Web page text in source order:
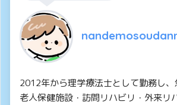
2012年から理学療法士として勤務し、
老人保健施設・訪問リハビリ・外来リ